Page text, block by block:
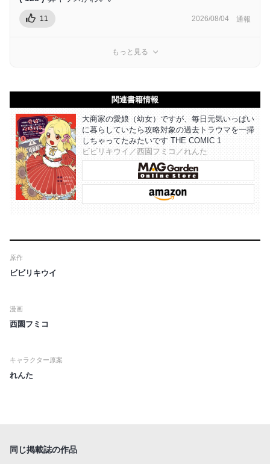
11 2026/08/04 通報
もっと見る
関連書籍情報
大商家の愛娘（幼女）ですが、毎日元気いっぱい
に暮らしていたら攻略対象の過去トラウマを一掃
しちゃってたみたいです THE COMIC 1
ビビリキウイ／西園フミコ／れんた
原作
ビビリキウイ
漫画
西園フミコ
キャラクター原案
れんた
同じ掲載誌の作品